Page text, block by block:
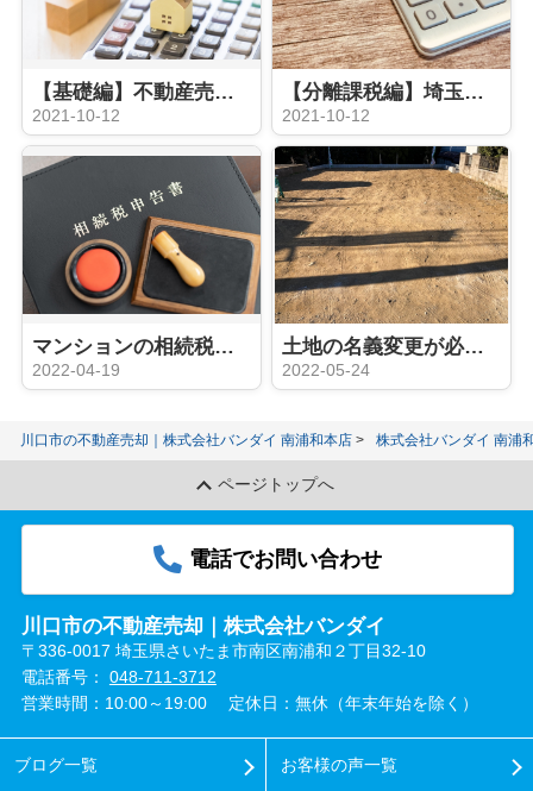
【基礎編】不動産売却を検討中の方必見！売却時にかかる税金の種類とは？
2021-10-12
【分離課税編】埼玉で不動産売却を検討している方必見！ 譲渡所得にかかる税金とは？
2021-10-12
マンションの相続税の計算方法とは？相続の際に注意するポイントは？
2022-04-19
土地の名義変更が必要なケースやタイミングとは？注意点もご紹介！
2022-05-24
川口市の不動産売却｜株式会社バンダイ 南浦和本店 株式会社バンダイ 南浦
ページトップへ
電話でお問い合わせ
川口市の不動産売却｜株式会社バンダイ
〒336-0017 埼玉県さいたま市南区南浦和２丁目32-10
電話番号： 048-711-3712
営業時間：10:00～19:00
定休日：無休（年末年始を除く）
ブログ一覧 お客様の声一覧